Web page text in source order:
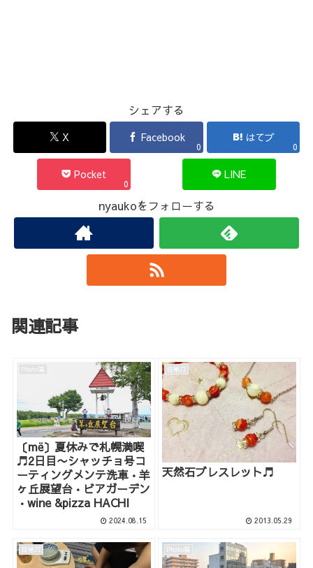
シェアする
X Facebook
0
はてブ
0
Pocket
0
LINE
nyaukoをフォローする
関連記事
Photo箱
〔më〕夏休みで札幌満喫
♬2日目〜シャッチョ号コ
ーティングメンテ洗車•羊
ヶ丘展望台•ビアガーデン
•wine &pizza HACHI
2024.08.15
日常♫
天然石ブレスレット♬
2013.05.29
日常♫ Photo箱